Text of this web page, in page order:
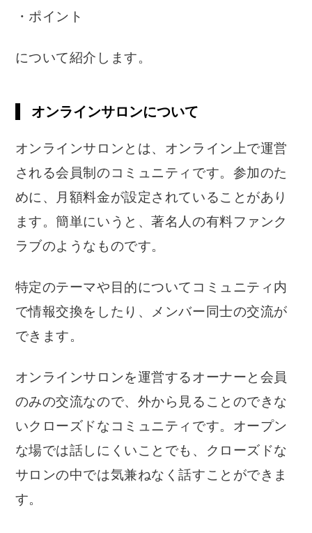
・ポイント
について紹介します。
オンラインサロンについて
オンラインサロンとは、オンライン上で運営
される会員制のコミュニティです。参加のた
めに、月額料金が設定されていることがあり
ます。簡単にいうと、著名人の有料ファンク
ラブのようなものです。
特定のテーマや目的についてコミュニティ内
で情報交換をしたり、メンバー同士の交流が
できます。
オンラインサロンを運営するオーナーと会員
のみの交流なので、外から見ることのできな
いクローズドなコミュニティです。オープン
な場では話しにくいことでも、クローズドな
サロンの中では気兼ねなく話すことができま
す。